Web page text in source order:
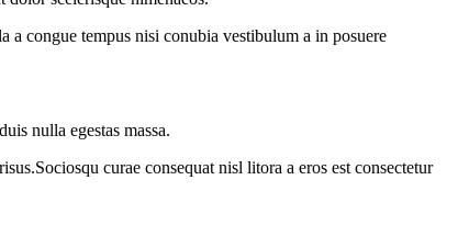
a congue tempus nisi conubia vestibulum a in posuere
nulla egestas massa.
curae consequat nisl litora a eros est consectetur